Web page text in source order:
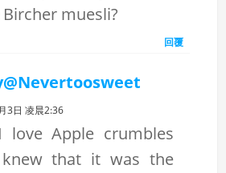
muesli?
回覆
3日 凌晨2:36
love Apple crumbles
that it was the